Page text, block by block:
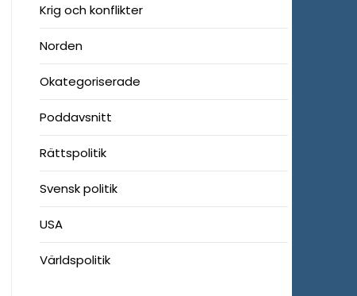
Krig och konflikter
Norden
Okategoriserade
Poddavsnitt
Rättspolitik
Svensk politik
USA
Världspolitik